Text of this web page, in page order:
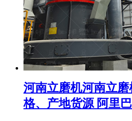
河南立磨机河南立
格、产地货源 阿里